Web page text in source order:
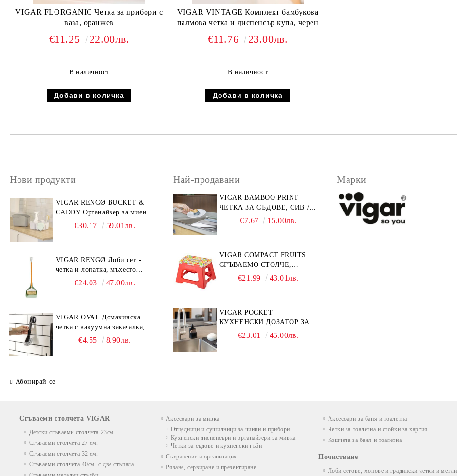
VIGAR FLORGANIC Четка за прибори с
ваза, оранжев
€11.25 22.00лв.
В наличност
VIGAR VINTAGE Комплект бамбукова
палмова четка и диспенсър купа, черен
€11.76 23.00лв.
В наличност
Нови продукти
VIGAR RENGØ BUCKET &
CADDY Органайзер за миене
от две части, сив
€30.17 59.01лв.
VIGAR RENGØ Лоби сет -
четка и лопатка, мъхесто
€24.03 47.00лв.
VIGAR OVAL Домакинска
четка с вакуумна закачалка,
€4.55 8.90лв.
Абонирай се
Най-продавани
VIGAR BAMBOO PRINT
ЧЕТКА ЗА СЪДОВЕ, СИВ /
БАМБУК ПРИНТ
€7.67 15.00лв.
VIGAR COMPACT FRUITS
СГЪВАЕМО СТОЛЧЕ,
СТЪПАЛО 23СМ, ПЛОДОВЕ
€21.99 43.01лв.
VIGAR POCKET
КУХНЕНСКИ ДОЗАТОР ЗА
ТЕЧЕН САПУН С МЯСТО ЗА
€23.01 45.00лв.
Марки
Сгъваеми столчета VIGAR
Детски сгъваеми столчета 23см.
Сгъваеми столчета 27 см.
Сгъваеми столчета 32 см.
Сгъваеми столчета 40см. с две стъпала
Аксесоари за мивка
Отцедници и сушилници за чинии и прибори
Кухненски диспенсъри и органайзери за мивка
Четки за съдове и кухненски гъби
Съхранение и организация
Рязане, сервиране и презентиране
Аксесоари за баня и тоалетна
Четки за тоалетна и стойки за хартия
Кошчета за баня и тоалетна
Почистване
Лоби сетове, мопове и градински четки и метли